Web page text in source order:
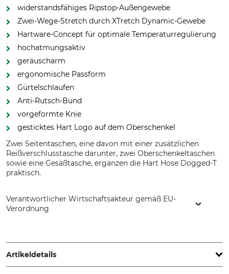
widerstandsfähiges Ripstop-Außengewebe
Zwei-Wege-Stretch durch XTretch Dynamic-Gewebe
Hartware-Concept für optimale Temperaturregulierung
hochatmungsaktiv
geräuscharm
ergonomische Passform
Gürtelschlaufen
Anti-Rutsch-Bund
vorgeformte Knie
gesticktes Hart Logo auf dem Oberschenkel
Zwei Seitentaschen, eine davon mit einer zusätzlichen
Reißverschlusstasche darunter, zwei Oberschenkeltaschen
sowie eine Gesäßtasche, ergänzen die Hart Hose Dogged-T
praktisch.
Verantwortlicher Wirtschaftsakteur gemäß EU-
Verordnung
www.hart-outdoor.com
Artikeldetails